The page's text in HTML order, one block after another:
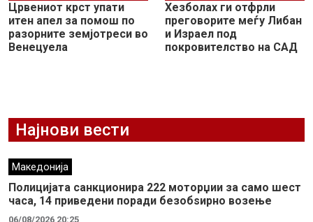
Црвениот крст упати
итен апел за помош по
разорните земјотреси во
Венецуела
Хезболах ги отфрли
преговорите меѓу Либан
и Израел под
покровителство на САД
Најнови вести
Македонија
Полицијата санкционира 222 моторџии за само шест
часа, 14 приведени поради безобѕирно возење
06/08/2026 20:25